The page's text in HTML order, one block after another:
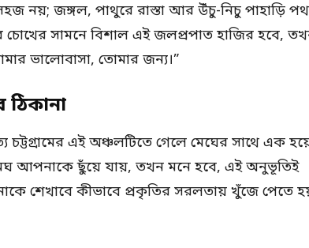
নয়; জঙ্গল, পাথুরে রাস্তা আর উঁচু-নিচু পাহাড়ি পথ
সামনে বিশাল এই জলপ্রপাত হাজির হবে,
ভালোবাসা, তোমার জন্য।”
ঠিকানা
চট্টগ্রামের এই অঞ্চলটিতে গেলে মেঘের সাথে এক
আপনাকে ছুঁয়ে যায়, তখন মনে হবে, এই অনুভূতিই
শেখাবে কীভাবে প্রকৃতির সরলতায় খুঁজে পেতে